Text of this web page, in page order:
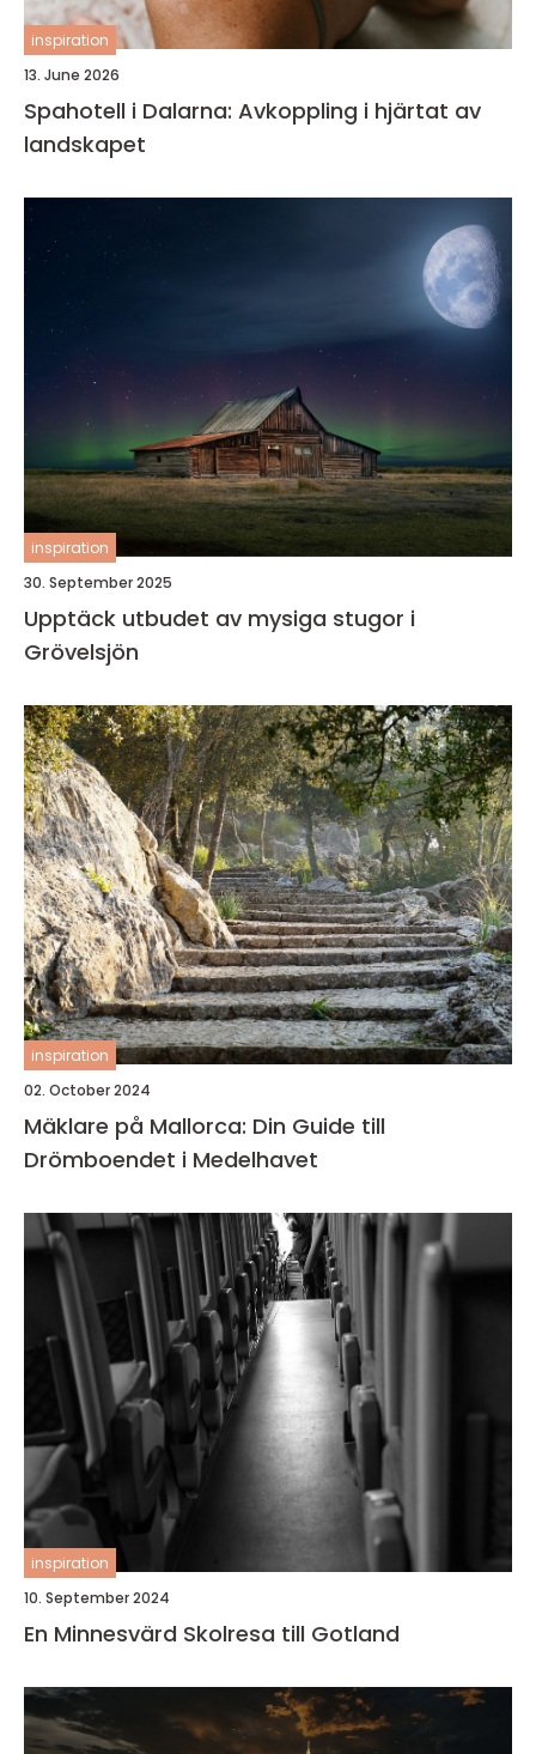
inspiration
13. June 2026
Spahotell i Dalarna: Avkoppling i hjärtat av
landskapet
inspiration
30. September 2025
Upptäck utbudet av mysiga stugor i
Grövelsjön
inspiration
02. October 2024
Mäklare på Mallorca: Din Guide till
Drömboendet i Medelhavet
inspiration
10. September 2024
En Minnesvärd Skolresa till Gotland